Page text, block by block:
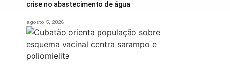
crise no abastecimento de água
agosto 5, 2026